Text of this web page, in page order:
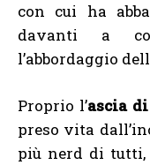
con cui ha
davanti a
l’abbordaggio
Proprio l’ascia
preso vita
più nerd di